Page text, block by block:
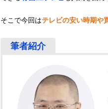
そこで今回はテレビの安い時期や